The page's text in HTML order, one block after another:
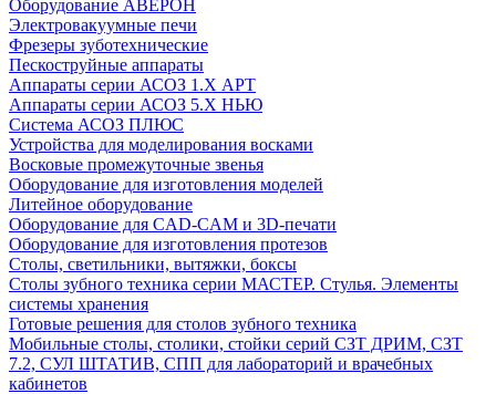
Оборудование АВЕРОН
Электровакуумные печи
Фрезеры зуботехнические
Пескоструйные аппараты
Аппараты серии АСОЗ 1.Х АРТ
Аппараты серии АСОЗ 5.Х НЬЮ
Система АСОЗ ПЛЮС
Устройства для моделирования восками
Восковые промежуточные звенья
Оборудование для изготовления моделей
Литейное оборудование
Оборудование для CAD-CAM и 3D-печати
Оборудование для изготовления протезов
Cтолы, светильники, вытяжки, боксы
Столы зубного техника серии МАСТЕР. Стулья. Элементы
системы хранения
Готовые решения для столов зубного техника
Мобильные столы, столики, стойки серий СЗТ ДРИМ, СЗТ
7.2, СУЛ ШТАТИВ, СПП для лабораторий и врачебных
кабинетов